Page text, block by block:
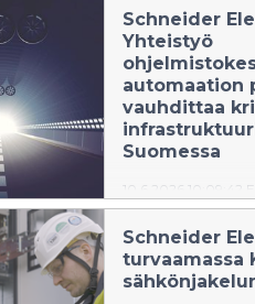
ennakoinnista ja
vahvistamisesta,
ehkäistä
Ennakoivat
merkittäviltä
Schneider
Yhteistyö
automaation
vauhdittaa
Suomessa
10.6.2026 10:09:42
Schneider
älykkään infran
asiantuntija
strategista
Schneider
turvaamassa